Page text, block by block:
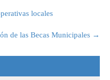
locales
de las Becas Municipales →